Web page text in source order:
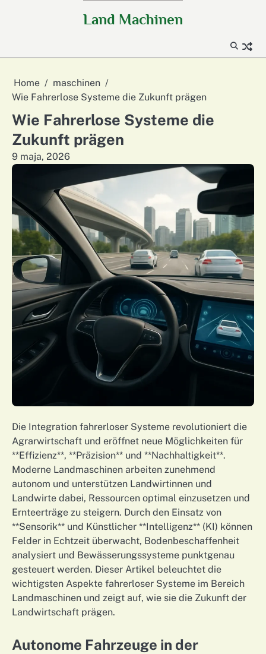
Land Machinen
Home
maschinen
Wie Fahrerlose Systeme die Zukunft prägen
Wie Fahrerlose Systeme die
Zukunft prägen
9 maja, 2026
Die Integration fahrerloser Systeme revolutioniert die
Agrarwirtschaft und eröffnet neue Möglichkeiten für
**Effizienz**, **Präzision** und **Nachhaltigkeit**.
Moderne Landmaschinen arbeiten zunehmend
autonom und unterstützen Landwirtinnen und
Landwirte dabei, Ressourcen optimal einzusetzen und
Ernteerträge zu steigern. Durch den Einsatz von
**Sensorik** und Künstlicher **Intelligenz** (KI) können
Felder in Echtzeit überwacht, Bodenbeschaffenheit
analysiert und Bewässerungssysteme punktgenau
gesteuert werden. Dieser Artikel beleuchtet die
wichtigsten Aspekte fahrerloser Systeme im Bereich
Landmaschinen und zeigt auf, wie sie die Zukunft der
Landwirtschaft prägen.
Autonome Fahrzeuge in der